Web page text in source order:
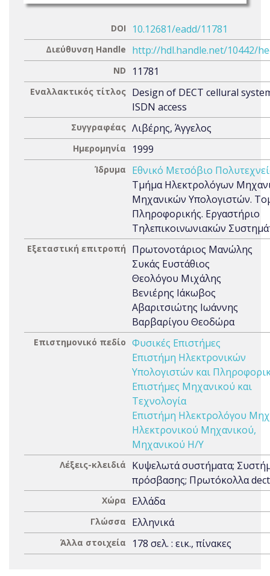
DOI 10.12681/eadd/11781
Διεύθυνση Handle http://hdl.handle.net/10442/
ND 11781
Εναλλακτικός τίτλος Design of DECT cellural
ISDN access
Συγγραφέας Λιβέρης, Άγγελος
Ημερομηνία 1999
Ίδρυμα
Εθνικό Μετσόβιο
Τμήμα Ηλεκτρολόγων
Μηχανικών Υπολογιστών.
Πληροφορικής. Εργαστήριο
Τηλεπικοινωνιακών
Εξεταστική επιτροπή
Πρωτονοτάριος Μανώλης
Συκάς Ευστάθιος
Θεολόγου Μιχάλης
Βενιέρης Ιάκωβος
Αβαριτσιώτης Ιωάννης
Βαρβαρίγου Θεοδώρα
Επιστημονικό πεδίο Φυσικές Επιστήμες
Επιστήμη Ηλεκτρονικών
Υπολογιστών και
Επιστήμες Μηχανικού και
Τεχνολογία
Επιστήμη Ηλεκτρολόγου
Ηλεκτρονικού Μηχανικού,
Μηχανικού Η/Υ
Λέξεις-κλειδιά
Κυψελωτά συστήματα;
πρόσβασης; Πρωτόκολλα dect
Χώρα Ελλάδα
Γλώσσα Ελληνικά
Άλλα στοιχεία 178 σελ. : εικ., πίνακες